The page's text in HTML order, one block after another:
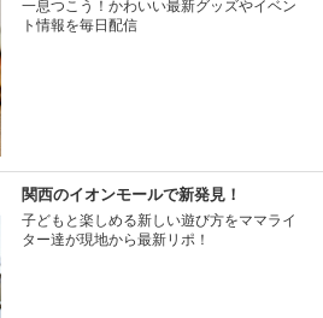
一息つこう！かわいい最新グッズやイベン
ト情報を毎日配信
関西のイオンモールで新発見！
子どもと楽しめる新しい遊び方をママライ
ター達が現地から最新リポ！